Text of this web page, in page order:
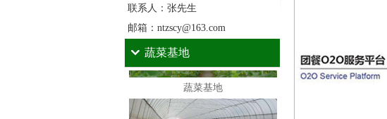
联系人：张先生
邮箱：ntzscy@163.com
蔬菜基地